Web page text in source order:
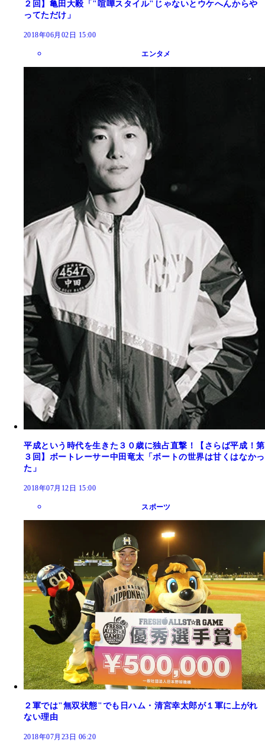
２回】亀田大毅「"喧嘩スタイル"じゃないとウケへんからや
ってただけ」
2018年06月02日 15:00
エンタメ
平成という時代を生きた３０歳に独占直撃！【さらば平成！第
３回】ボートレーサー中田竜太「ボートの世界は甘くはなかっ
た」
2018年07月12日 15:00
スポーツ
２軍では"無双状態"でも日ハム・清宮幸太郎が１軍に上がれ
ない理由
2018年07月23日 06:20